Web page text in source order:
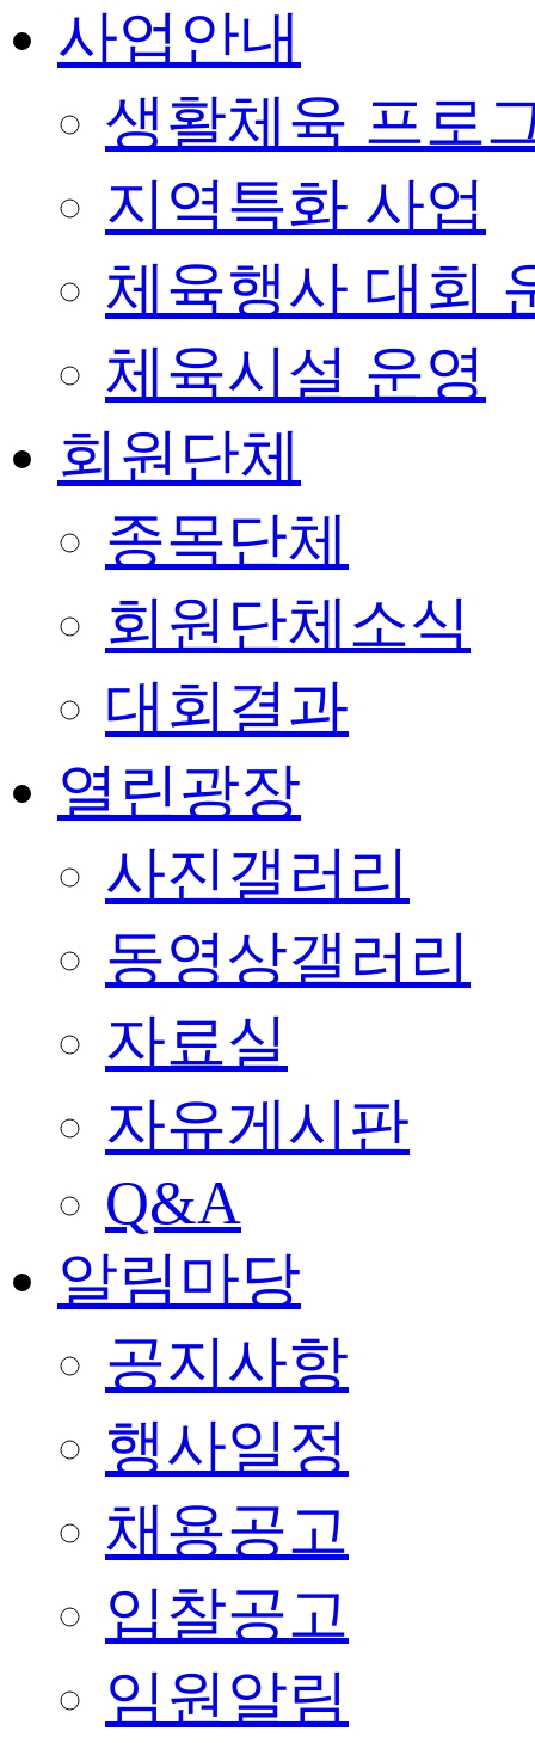
사업안내
생활체육 프로
지역특화 사업
체육행사 대회
체육시설 운영
회원단체
종목단체
회원단체소식
대회결과
열린광장
사진갤러리
동영상갤러리
자료실
자유게시판
Q&A
알림마당
공지사항
행사일정
채용공고
입찰공고
임원알림